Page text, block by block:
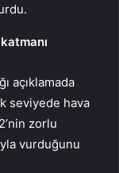
açıklamada
seviyede hava
zorlu
vurduğunu